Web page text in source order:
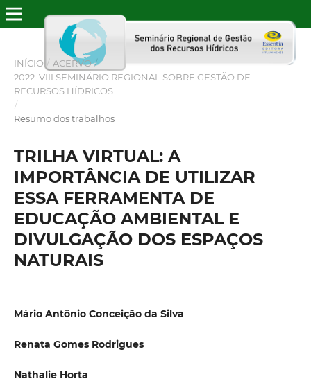
INÍCIO / ACERVO /
2022: VIII SEMINÁRIO REGIONAL SOBRE GESTÃO DE
RECURSOS HÍDRICOS
/
Resumo dos trabalhos
TRILHA VIRTUAL: A
IMPORTÂNCIA DE UTILIZAR
ESSA FERRAMENTA DE
EDUCAÇÃO AMBIENTAL E
DIVULGAÇÃO DOS ESPAÇOS
NATURAIS
Mário Antônio Conceição da Silva
Renata Gomes Rodrigues
Nathalie Horta